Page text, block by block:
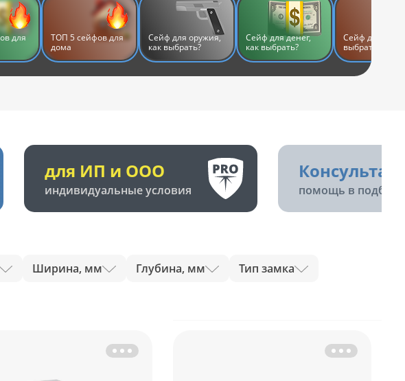
для
ТОП 5 сейфов для
дома
Сейф для оружия,
как выбрать?
Сейф для денег,
как выбрать?
Сейф для
выбрать?
для ИП и ООО
индивидуальные условия помощь в подборе
Ширина, мм Глубина, мм
Тип замка